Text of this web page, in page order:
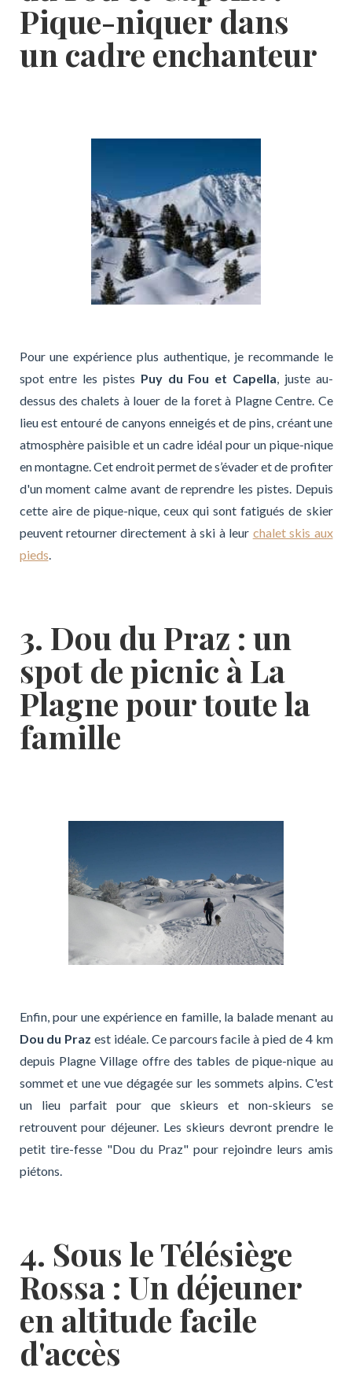
Pique-niquer dans
un cadre enchanteur
Pour une expérience plus authentique, je recommande le
spot entre les pistes Puy du Fou et Capella, juste au-
dessus des chalets à louer de la foret à Plagne Centre. Ce
lieu est entouré de canyons enneigés et de pins, créant une
atmosphère paisible et un cadre idéal pour un pique-nique
en montagne. Cet endroit permet de s’évader et de profiter
d'un moment calme avant de reprendre les pistes. Depuis
cette aire de pique-nique, ceux qui sont fatigués de skier
peuvent retourner directement à ski à leur chalet skis aux
pieds.
3. Dou du Praz : un
spot de picnic à La
Plagne pour toute la
famille
Enfin, pour une expérience en famille, la balade menant au
Dou du Praz est idéale. Ce parcours facile à pied de 4 km
depuis Plagne Village offre des tables de pique-nique au
sommet et une vue dégagée sur les sommets alpins. C'est
un lieu parfait pour que skieurs et non-skieurs se
retrouvent pour déjeuner. Les skieurs devront prendre le
petit tire-fesse "Dou du Praz" pour rejoindre leurs amis
piétons.
4. Sous le Télésiège
Rossa : Un déjeuner
en altitude facile
d'accès